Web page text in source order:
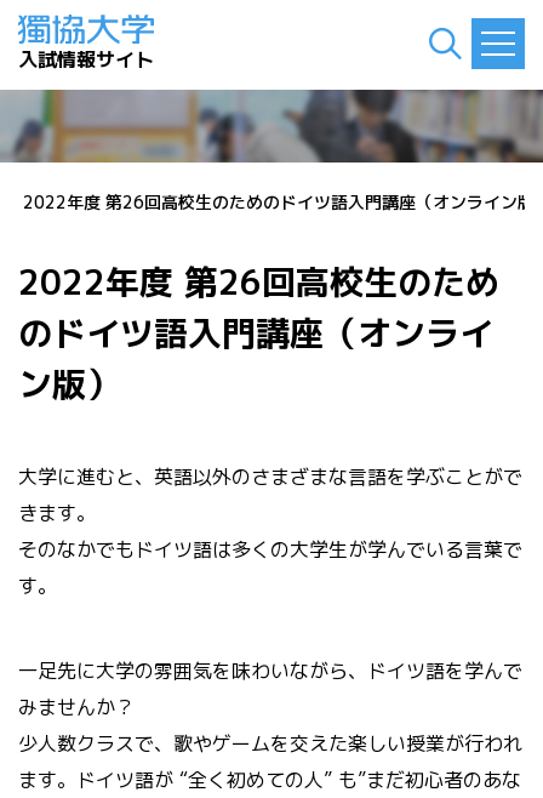
入試情報サイト
2022年度 第26回高校生のためのドイツ語入門講座（オンライン版
2022年度 第26回高校生のため
のドイツ語入門講座（オンライ
ン版）
大学に進むと、英語以外のさまざまな言語を学ぶことがで
きます。
そのなかでもドイツ語は多くの大学生が学んでいる言葉で
す。
一足先に大学の雰囲気を味わいながら、ドイツ語を学んで
みませんか？
少人数クラスで、歌やゲームを交えた楽しい授業が行われ
ます。ドイツ語が “全く初めての人” も”まだ初心者のあな